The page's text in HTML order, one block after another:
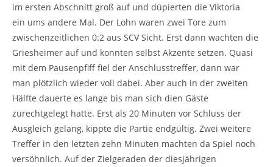
im ersten Abschnitt groß auf und düpierten die Viktoria
ein ums andere Mal. Der Lohn waren zwei Tore zum
zwischenzeitlichen 0:2 aus SCV Sicht. Erst dann wachten die
Griesheimer auf und konnten selbst Akzente setzen. Quasi
mit dem Pausenpfiff fiel der Anschlusstreffer, dann war
man plötzlich wieder voll dabei. Aber auch in der zweiten
Hälfte dauerte es lange bis man sich dien Gäste
zurechtgelegt hatte. Erst als 20 Minuten vor Schluss der
Ausgleich gelang, kippte die Partie endgültig. Zwei weitere
Treffer in den letzten zehn Minuten machten da Spiel noch
versöhnlich. Auf der Zielgeraden der diesjährigen